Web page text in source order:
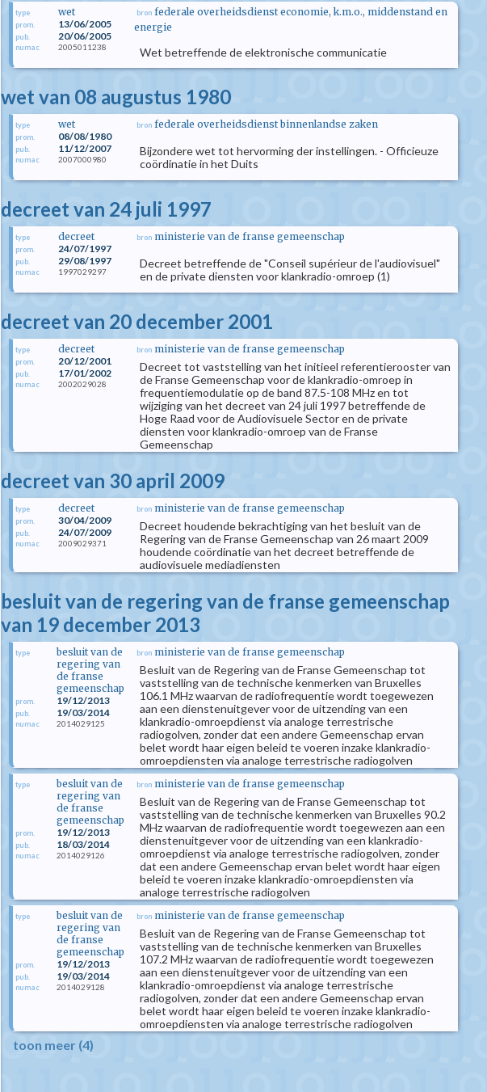
type wet
prom. 13/06/2005
pub. 20/06/2005
numac 2005011238
bron federale overheidsdienst economie, k.m.o., middenstand en
energie
Wet betreffende de elektronische communicatie
wet van 08 augustus 1980
type wet
prom. 08/08/1980
pub. 11/12/2007
numac 2007000980
bron federale overheidsdienst binnenlandse zaken
Bijzondere wet tot hervorming der instellingen. - Officieuze
coördinatie in het Duits
decreet van 24 juli 1997
type decreet
prom. 24/07/1997
pub. 29/08/1997
numac 1997029297
bron ministerie van de franse gemeenschap
Decreet betreffende de "Conseil supérieur de l'audiovisuel"
en de private diensten voor klankradio-omroep (1)
decreet van 20 december 2001
type decreet
prom. 20/12/2001
pub. 17/01/2002
numac 2002029028
bron ministerie van de franse gemeenschap
Decreet tot vaststelling van het initieel referentierooster van
de Franse Gemeenschap voor de klankradio-omroep in
frequentiemodulatie op de band 87.5-108 MHz en tot
wijziging van het decreet van 24 juli 1997 betreffende de
Hoge Raad voor de Audiovisuele Sector en de private
diensten voor klankradio-omroep van de Franse
Gemeenschap
decreet van 30 april 2009
type decreet
prom. 30/04/2009
pub. 24/07/2009
numac 2009029371
bron ministerie van de franse gemeenschap
Decreet houdende bekrachtiging van het besluit van de
Regering van de Franse Gemeenschap van 26 maart 2009
houdende coördinatie van het decreet betreffende de
audiovisuele mediadiensten
besluit van de regering van de franse gemeenschap
van 19 december 2013
type
besluit van de
regering van
de franse
gemeenschap
prom. 19/12/2013
pub. 19/03/2014
numac 2014029125
bron ministerie van de franse gemeenschap
Besluit van de Regering van de Franse Gemeenschap tot
vaststelling van de technische kenmerken van Bruxelles
106.1 MHz waarvan de radiofrequentie wordt toegewezen
aan een dienstenuitgever voor de uitzending van een
klankradio-omroepdienst via analoge terrestrische
radiogolven, zonder dat een andere Gemeenschap ervan
belet wordt haar eigen beleid te voeren inzake klankradio-
omroepdiensten via analoge terrestrische radiogolven
type
besluit van de
regering van
de franse
gemeenschap
prom. 19/12/2013
pub. 18/03/2014
numac 2014029126
bron ministerie van de franse gemeenschap
Besluit van de Regering van de Franse Gemeenschap tot
vaststelling van de technische kenmerken van Bruxelles 90.2
MHz waarvan de radiofrequentie wordt toegewezen aan een
dienstenuitgever voor de uitzending van een klankradio-
omroepdienst via analoge terrestrische radiogolven, zonder
dat een andere Gemeenschap ervan belet wordt haar eigen
beleid te voeren inzake klankradio-omroepdiensten via
analoge terrestrische radiogolven
type
besluit van de
regering van
de franse
gemeenschap
prom. 19/12/2013
pub. 19/03/2014
numac 2014029128
bron ministerie van de franse gemeenschap
Besluit van de Regering van de Franse Gemeenschap tot
vaststelling van de technische kenmerken van Bruxelles
107.2 MHz waarvan de radiofrequentie wordt toegewezen
aan een dienstenuitgever voor de uitzending van een
klankradio-omroepdienst via analoge terrestrische
radiogolven, zonder dat een andere Gemeenschap ervan
belet wordt haar eigen beleid te voeren inzake klankradio-
omroepdiensten via analoge terrestrische radiogolven
toon meer (4)